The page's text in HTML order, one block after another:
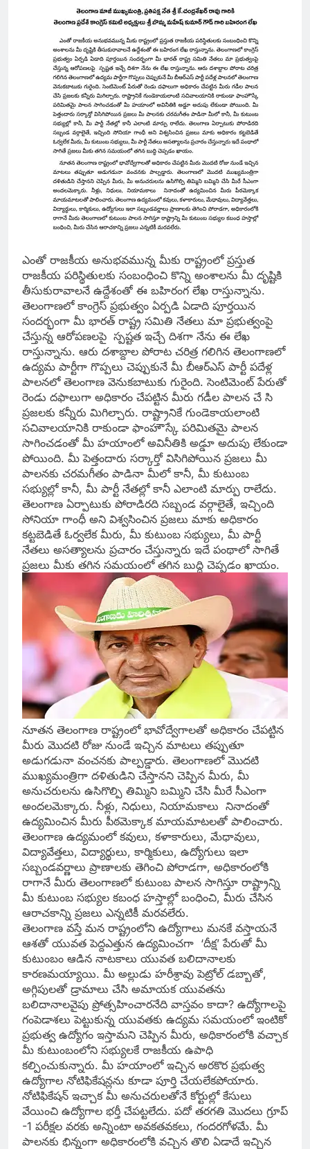
ఎంతో రాజకీయ అనుభవమున్న మీకు రాష్ట్రంలో ప్రస్తుత
రాజకీయ పరిస్థితులకు సంబంధించి కొన్ని అంశాలను మీ దృష్టికి
తీసుకురావాలనే ఉద్దేశంతో ఈ బహిరంగ లేఖ రాస్తున్నాను.
తెలంగాణలో కాంగ్రెస్ ప్రభుత్వం ఏర్పడి ఏడాది పూర్తయిన
సందర్భంగా మీ భారత్ రాష్ట్ర సమితి నేతలు మా ప్రభుత్వంపై
చేస్తున్న ఆరోపణలపై స్పష్టత ఇచ్చే దిశగా నేను ఈ లేఖ
రాస్తున్నాను. ఆరు దశాబ్దాల పోరాట చరిత్ర గలిగిన తెలంగాణలో
ఉద్యమ పార్టీగా గొప్పలు చెప్పుకునే మీ బీఆర్ఎస్ పార్టీ పదేళ్ల
పాలనలో తెలంగాణ వెనుకబాటుకు గురైంది. సెంటిమెంట్ పేరుతో
రెండు దఫాలుగా అధికారం చేపట్టిన మీరు గడీల పాలన చే సి
ప్రజలకు కన్నీరు మిగిల్చారు. రాష్ట్రానికే గుండెకాయలాంటి
సచివాలయానికి రాకుండా ఫాంహౌస్కే పరిమితమై పాలన
సాగించడంతో మీ హయాంలో అవినీతికి అడ్డూ అదుపు లేకుండా
పోయింది. మీ పెత్తందారు సర్కార్తో విసిగిపోయిన ప్రజలు మీ
పాలనకు చరమగీతం పాడినా మీలో కానీ, మీ కుటుంబ
సభ్యుల్లో కానీ, మీ పార్టీ నేతల్లో కానీ ఎలాంటి మార్పు రాలేదు.
తెలంగాణ ఏర్పాటుకు పోరాడిరది సబ్బండ వర్గాలైతే, ఇచ్చింది
సోనియా గాంధీ అని విశ్వసించిన ప్రజలు మాకు అధికారం
కట్టబెడితే ఓర్వలేక మీరు, మీ కుటుంబ సభ్యులు, మీ పార్టీ
నేతలు అసత్యాలను ప్రచారం చేస్తున్నారు ఇదే పంథాలో సాగితే
ప్రజలు మీకు తగిన సమయంలో తగిన బుద్ధి చెప్పడం ఖాయం.
నూతన తెలంగాణ రాష్ట్రంలో భావోద్వేగాలతో అధికారం చేపట్టిన
మీరు మొదటి రోజు నుండే ఇచ్చిన మాటలు తప్పుతూ
అడుగడునా వంచనకు పాల్పడ్డారు. తెలంగాణలో మొదటి
ముఖ్యమంత్రిగా దళితుడిని చేస్తానని చెప్పిన మీరు, మీ
అనుచరులను ఉసిగొల్పి తిమ్మిని బమ్మిని చేసి మీరే సీఎంగా
అందలమెక్కారు. నీళ్లు, నిధులు, నియామకాలు నినాదంతో
ఉద్యమించిన మీరు పీఠమెక్కాక మాయమాటలతో పాలించారు.
తెలంగాణ ఉద్యమంలో కవులు, కళాకారులు, మేధావులు,
విద్యావేత్తలు, విద్యార్థులు, కార్మికులు, ఉద్యోగులు ఇలా
సబ్బండవర్ణాలు ప్రాణాలకు తెగించి పోరాడగా, అధికారంలోకి
రాగానే మీరు తెలంగాణలో కుటుంబ పాలన సాగిస్తూ రాష్ట్రాన్ని
మీ కుటుంబ సభ్యుల కబంధ హస్తాల్లో బంధించి, మీరు చేసిన
ఆరాచకాన్ని ప్రజలు ఎన్నటికీ మరవలేరు.
తెలంగాణ వస్తే మన రాష్ట్రంలోని ఉద్యోగాలు మనకే వస్తాయనే
ఆశతో యువత పెద్దఎత్తున ఉద్యమించగా ‘దీక్ష’ పేరుతో మీ
కుటుంబం ఆడిన నాటకాలు యువత బలిదానాలకు
కారణమయ్యాయి. మీ అల్లుడు హరీశ్రావు పెట్రోల్ డబ్బాతో,
అగ్గిపులతో డ్రామాలు చేసి అమాయక యువతను
బలిదానాలవైపు ప్రోత్సహించారనేది వాస్తవం కాదా? ఉద్యోగాలపై
గంపెడాశలు పెట్టుకున్న యువతకు ఉద్యమ సమయంలో ఇంటికో
ప్రభుత్వ ఉద్యోగం ఇస్తామని చెప్పిన మీరు, అధికారంలోకి వచ్చాక
మీ కుటుంబంలోని సభ్యులకే రాజకీయ ఉపాధి
కల్పించుకున్నారు. మీ హయాంలో ఇచ్చిన అరకొర ప్రభుత్వ
ఉద్యోగాల నోటిఫికేషన్లను కూడా పూర్తి చేయలేకపోయారు.
నోటిఫికేషన్ ఇచ్చాక మీ అనుచరులతోనే కోర్టుల్లో కేసులు
వేయించి ఉద్యోగాల భర్తీ చేపట్టలేదు. పదో తరగతి మొదలు గ్రూప్
-1 పరీక్షల వరకు అన్నింటా అవకతవకలు, గందరగోళమే. మీ
పాలనకు భిన్నంగా అధికారంలోకి వచ్చిన తొలి ఏడాదే ఇచ్చిన